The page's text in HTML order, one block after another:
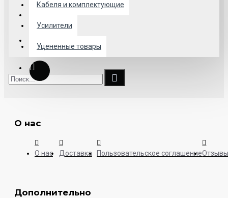
Кабеля и комплектующие
Усилители
Уцененные товары
О нас
О нас Доставка Пользовательское соглашение
Дополнительно